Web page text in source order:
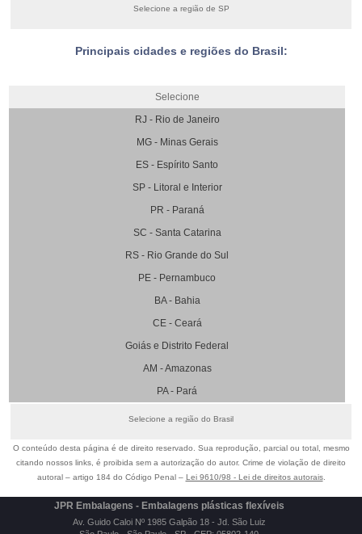
Selecione a região de SP
Principais cidades e regiões do Brasil:
Selecione
RJ - Rio de Janeiro
MG - Minas Gerais
ES - Espírito Santo
SP - Litoral e Interior
PR - Paraná
SC - Santa Catarina
RS - Rio Grande do Sul
PE - Pernambuco
BA - Bahia
CE - Ceará
Goiás e Distrito Federal
AM - Amazonas
PA - Pará
Selecione a região do Brasil
O conteúdo desta página é de direito reservado. Sua reprodução, parcial ou total, mesmo
citando nossos links, é proibida sem a autorização do autor. Crime de violação de direito
autoral – artigo 184 do Código Penal – Lei 9610/98 - Lei de direitos autorais.
JPR Embalagens - Embalagens plásticas flexíveis
Av. Guido Caloi Nº 1985 Galpão 18 - Jd. São Luiz